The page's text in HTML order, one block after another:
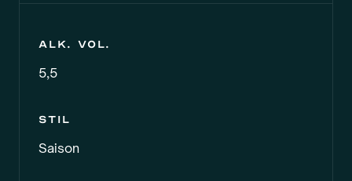
Alk. vol.
5,5
Stil
Saison